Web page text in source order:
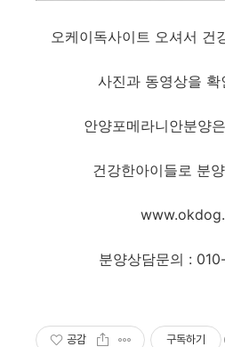
오케이독사이트 오셔서 건
사진과 동영상을 확
안양포메라니안분양
건강한아이들로 분
분양상담문의 :
공감 구독하기